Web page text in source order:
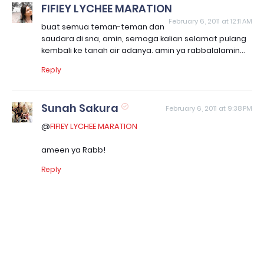
FIFIEY LYCHEE MARATION
February 6, 2011 at 12:11 AM
buat semua teman-teman dan
saudara di sna, amin, semoga kalian selamat pulang
kembali ke tanah air adanya. amin ya rabbalalamin...
Reply
Sunah Sakura February 6, 2011 at 9:38 PM
@FIFIEY LYCHEE MARATION
ameen ya Rabb!
Reply